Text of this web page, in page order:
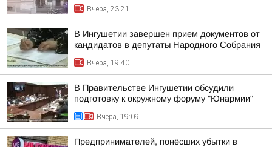
Вчера, 23:21
В Ингушетии завершен прием документов от
кандидатов в депутаты Народного Собрания
Вчера, 19:40
В Правительстве Ингушетии обсудили
подготовку к окружному форуму "Юнармии"
Вчера, 19:09
Предпринимателей, понёсших убытки в